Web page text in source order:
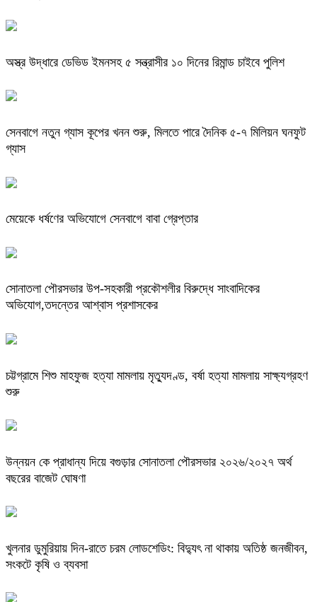
অস্ত্র উদ্ধারে ডেভিড ইমনসহ ৫ সন্ত্রাসীর ১০ দিনের রিমান্ড চাইবে পুলিশ
সেনবাগে নতুন গ্যাস কূপের খনন শুরু, মিলতে পারে দৈনিক ৫-৭ মিলিয়ন ঘনফুট
গ্যাস
মেয়েকে ধর্ষণের অভিযোগে সেনবাগে বাবা গ্রেপ্তার
সোনাতলা পৌরসভার উপ-সহকারী প্রকৌশলীর বিরুদ্ধে সাংবাদিকের
অভিযোগ,তদন্তের আশ্বাস প্রশাসকের
চট্টগ্রামে শিশু মাহফুজ হত্যা মামলায় মৃত্যুদণ্ড, বর্ষা হত্যা মামলায় সাক্ষ্যগ্রহণ
শুরু
উন্নয়ন কে প্রাধান্য দিয়ে বগুড়ার সোনাতলা পৌরসভার ২০২৬/২০২৭ অর্থ
বছরের বাজেট ঘোষণা
খুলনার ডুমুরিয়ায় দিন-রাতে চরম লোডশেডিং: বিদ্যুৎ না থাকায় অতিষ্ঠ জনজীবন,
সংকটে কৃষি ও ব্যবসা